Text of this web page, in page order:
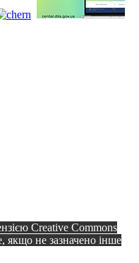
Creative Commons
якщо не зазначено інше